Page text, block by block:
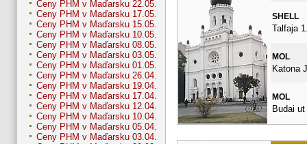
Ceny PHM v Maďarsku 22.05.
Ceny PHM v Maďarsku 17.05.
Ceny PHM v Maďarsku 15.05.
Ceny PHM v Maďarsku 10.05.
Ceny PHM v Maďarsku 08.05.
Ceny PHM v Maďarsku 03.05.
Ceny PHM v Maďarsku 01.05.
Ceny PHM v Maďarsku 26.04.
Ceny PHM v Maďarsku 19.04.
Ceny PHM v Maďarsku 17.04.
Ceny PHM v Maďarsku 12.04.
Ceny PHM v Maďarsku 10.04.
Ceny PHM v Maďarsku 05.04.
Ceny PHM v Maďarsku 03.04.
SHELL
Talfaja
MOL
Katona
MOL
Budai ut